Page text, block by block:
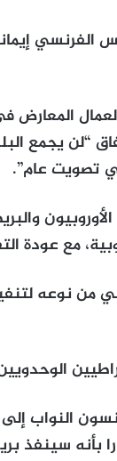
الفرنسي
المعارض
“لن يجمع
تصويت عام”.
مع عودة
النواب إلى
بأنه سينفذ